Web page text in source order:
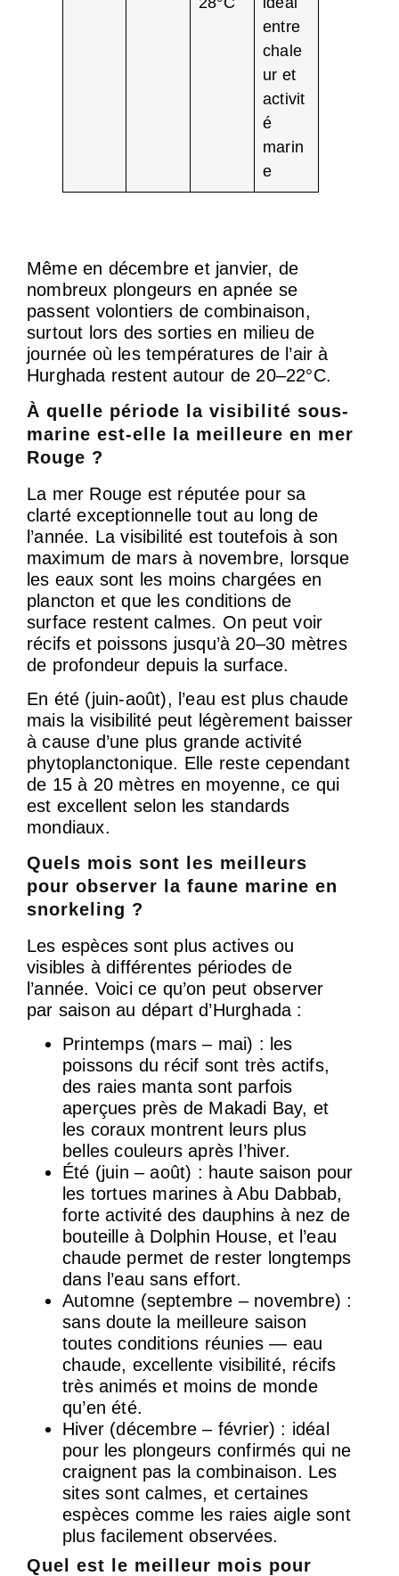
entre
chale
ur et
activit
é
marin
e
Même en décembre et janvier, de
nombreux plongeurs en apnée se
passent volontiers de combinaison,
surtout lors des sorties en milieu de
journée où les températures de l’air à
Hurghada restent autour de 20–22°C.
À quelle période la visibilité sous-
marine est-elle la meilleure en mer
Rouge ?
La mer Rouge est réputée pour sa
clarté exceptionnelle tout au long de
l’année. La visibilité est toutefois à son
maximum de mars à novembre, lorsque
les eaux sont les moins chargées en
plancton et que les conditions de
surface restent calmes. On peut voir
récifs et poissons jusqu’à 20–30 mètres
de profondeur depuis la surface.
En été (juin-août), l’eau est plus chaude
mais la visibilité peut légèrement baisser
à cause d’une plus grande activité
phytoplanctonique. Elle reste cependant
de 15 à 20 mètres en moyenne, ce qui
est excellent selon les standards
mondiaux.
Quels mois sont les meilleurs
pour observer la faune marine en
snorkeling ?
Les espèces sont plus actives ou
visibles à différentes périodes de
l’année. Voici ce qu’on peut observer
par saison au départ d’Hurghada :
Printemps (mars – mai) : les
poissons du récif sont très actifs,
des raies manta sont parfois
aperçues près de Makadi Bay, et
les coraux montrent leurs plus
belles couleurs après l’hiver.
Été (juin – août) : haute saison pour
les tortues marines à Abu Dabbab,
forte activité des dauphins à nez de
bouteille à Dolphin House, et l’eau
chaude permet de rester longtemps
dans l’eau sans effort.
Automne (septembre – novembre) :
sans doute la meilleure saison
toutes conditions réunies — eau
chaude, excellente visibilité, récifs
très animés et moins de monde
qu’en été.
Hiver (décembre – février) : idéal
pour les plongeurs confirmés qui ne
craignent pas la combinaison. Les
sites sont calmes, et certaines
espèces comme les raies aigle sont
plus facilement observées.
Quel est le meilleur mois pour